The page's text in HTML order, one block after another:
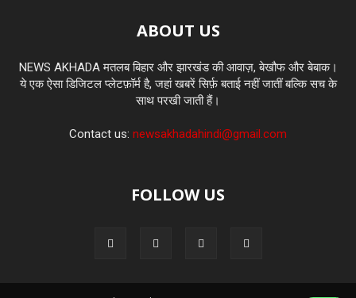
ABOUT US
NEWS AKHADA मतलब बिहार और झारखंड की आवाज़, बेखौफ और बेबाक।
ये एक ऐसा डिजिटल प्लेटफ़ॉर्म है, जहां खबरें सिर्फ़ बताई नहीं जातीं बल्कि सच के
साथ परखी जाती हैं।
Contact us: newsakhadahindi@gmail.com
FOLLOW US